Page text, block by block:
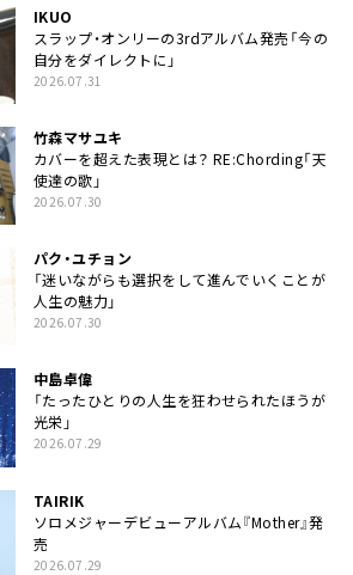
IKUO
スラップ・オンリーの3rdアルバム発売「今の
自分をダイレクトに」
2026.07.31
竹森マサユキ
カバーを超えた表現とは？ RE:Chording「天
使達の歌」
2026.07.30
パク・ユチョン
「迷いながらも選択をして進んでいくことが
人生の魅力」
2026.07.30
中島卓偉
「たったひとりの人生を狂わせられたほうが
光栄」
2026.07.29
TAIRIK
ソロメジャーデビューアルバム『Mother』発
売
2026.07.29